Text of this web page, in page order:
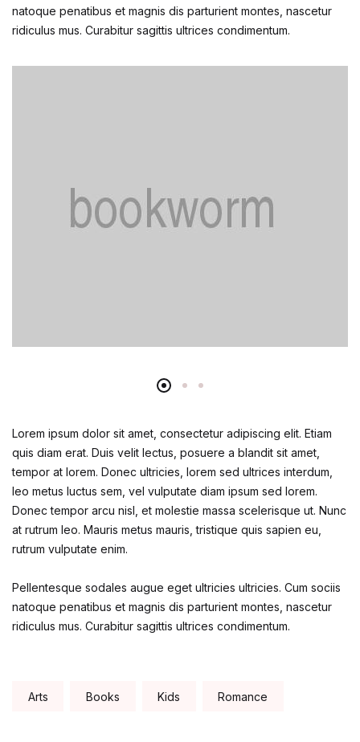
natoque penatibus et magnis dis parturient montes, nascetur
ridiculus mus. Curabitur sagittis ultrices condimentum.
Lorem ipsum dolor sit amet, consectetur adipiscing elit. Etiam
quis diam erat. Duis velit lectus, posuere a blandit sit amet,
tempor at lorem. Donec ultricies, lorem sed ultrices interdum,
leo metus luctus sem, vel vulputate diam ipsum sed lorem.
Donec tempor arcu nisl, et molestie massa scelerisque ut. Nunc
at rutrum leo. Mauris metus mauris, tristique quis sapien eu,
rutrum vulputate enim.
Pellentesque sodales augue eget ultricies ultricies. Cum sociis
natoque penatibus et magnis dis parturient montes, nascetur
ridiculus mus. Curabitur sagittis ultrices condimentum.
Tags:
Arts Books Kids Romance